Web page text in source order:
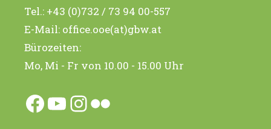
Tel.: +43 (0)732 / 73 94 00-557
E-Mail: office.ooe(at)gbw.at
Bürozeiten:
Mo, Mi - Fr von 10.00 - 15.00 Uhr
Facebook
YouTube
Instagram
Flickr